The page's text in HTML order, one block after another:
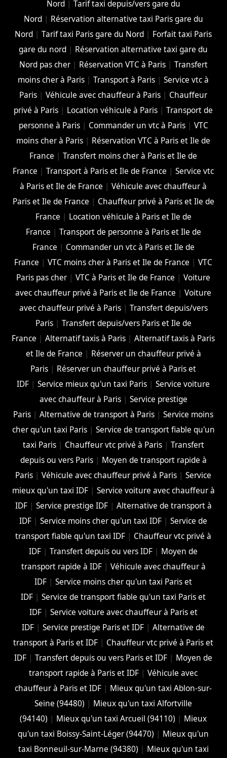
Nord| Tarif taxi depuis/vers gare du
Nord| Réservation alternative taxi Paris gare du
Nord |Tarif taxi Paris gare du Nord | Forfait taxi Paris
gare du nord | Réservation alternative taxi gare du
Nord pas cher| Réservation VTC à Paris| Transfert
moins cher à Paris |Transport à Paris |Service vtc à
Paris |Véhicule avec chauffeur à Paris | Chauffeur
privé à Paris | Location véhicule à Paris |Transport de
personne à Paris| Commander un vtc à Paris| VTC
moins cher à Paris | Réservation VTC à Paris et Ile de
France |Transfert moins cher à Paris et Ile de
France |Transport à Paris et Ile de France |Service vtc
à Paris et Ile de France |Véhicule avec chauffeur à
Paris et Ile de France | Chauffeur privé à Paris et Ile de
France | Location véhicule à Paris et Ile de
France | Transport de personne à Paris et Ile de
France | Commander un vtc à Paris et Ile de
France |VTC moins cher à Paris et Ile de France |VTC
Paris pas cher |VTC à Paris et Ile de France |Voiture
avec chauffeur privé à Paris et Ile de France |Voiture
avec chauffeur privé à Paris| Transfert depuis/vers
Paris| Transfert depuis/vers Paris et Ile de
France |Alternatif taxis à Paris |Alternatif taxis à Paris
et Ile de France | Réserver un chauffeur privé à
Paris | Réserver un chauffeur privé à Paris et
IDF |Service mieux qu'un taxi Paris |Service voiture
avec chauffeur à Paris| Service prestige
Paris |Alternative de transport à Paris |Service moins
cher qu'un taxi Paris| Service de transport fiable qu'un
taxi Paris| Chauffeur vtc privé à Paris| Transfert
depuis ou vers Paris| Moyen de transport rapide à
Paris |Véhicule avec chauffeur privé à Paris |Service
mieux qu'un taxi IDF| Service voiture avec chauffeur à
IDF| Service prestige IDF| Alternative de transport à
IDF |Service moins cher qu'un taxi IDF |Service de
transport fiable qu'un taxi IDF | Chauffeur vtc privé à
IDF |Transfert depuis ou vers IDF | Moyen de
transport rapide à IDF| Véhicule avec chauffeur à
IDF |Service moins cher qu'un taxi Paris et
IDF |Service de transport fiable qu'un taxi Paris et
IDF| Service voiture avec chauffeur à Paris et
IDF |Service prestige Paris et IDF |Alternative de
transport à Paris et IDF | Chauffeur vtc privé à Paris et
IDF |Transfert depuis ou vers Paris et IDF | Moyen de
transport rapide à Paris et IDF |Véhicule avec
chauffeur à Paris et IDF | Mieux qu'un taxi Ablon-sur-
Seine (94480) | Mieux qu'un taxi Alfortville
(94140) | Mieux qu'un taxi Arcueil (94110) | Mieux
qu'un taxi Boissy-Saint-Léger (94470) | Mieux qu'un
taxi Bonneuil-sur-Marne (94380) | Mieux qu'un taxi